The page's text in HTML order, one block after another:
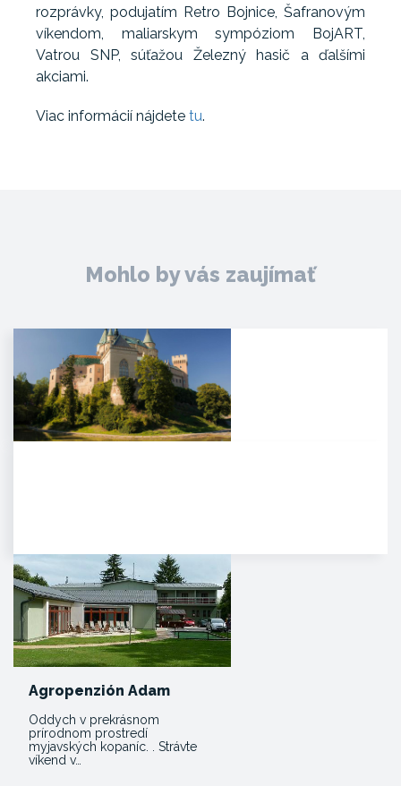
rozprávky, podujatím Retro Bojnice, Šafranovým
víkendom, maliarskym sympóziom BojART,
Vatrou SNP, súťažou Železný hasič a ďalšími
akciami.
Viac informácií nájdete tu.
Mohlo by vás zaujímať
Agropenzión Adam
Oddych v prekrásnom
prírodnom prostredí
myjavských kopaníc. . Strávte
víkend v…